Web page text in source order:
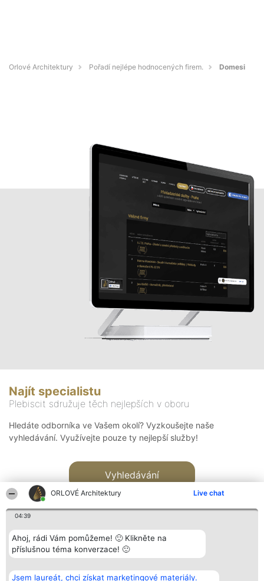
ORLOVÉ Architektury Live chat
04:39
Ahoj, rádi Vám pomůžeme! 🙂 Klikněte na
příslušnou téma konverzace! 🙂
Jsem laureát, chci získat marketingové materiály.
Orlové Architektury Pořadí nejlépe hodnocených firem. Domesi
Najít specialistu
Plebiscit sdružuje těch nejlepších v oboru
Hledáte odborníka ve Vašem okolí? Vyzkoušejte naše
vyhledávání. Využívejte pouze ty nejlepší služby!
Vyhledávání
Bright Side Solutions sp. z o.
o. sp. k.
Vítězové
Seznam všech
Kontakt